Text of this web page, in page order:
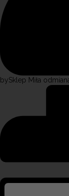
bySklep Miła